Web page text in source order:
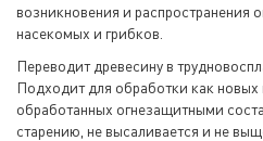
возникновения и распространения
насекомых и грибков.
Переводит древесину в
Подходит для обработки как новых
обработанных огнезащитными
старению, не высаливается и не